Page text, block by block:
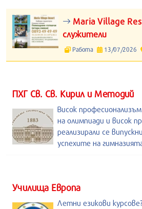
Maria Village
служители
Работа 13/07/2026
ПХГ Св. Св. Кирил и Методий
Висок
на олимпиади и висок
реализирали се
успехите на
Училища Европа
Летни езикови